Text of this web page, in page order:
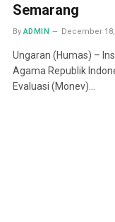
Semarang
By ADMIN December
Ungaran (Humas) –
Agama Republik
Evaluasi (Monev)…